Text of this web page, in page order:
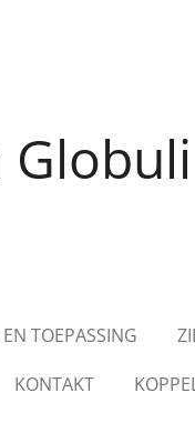
Globuli
TOEPASSING
KONTAKT